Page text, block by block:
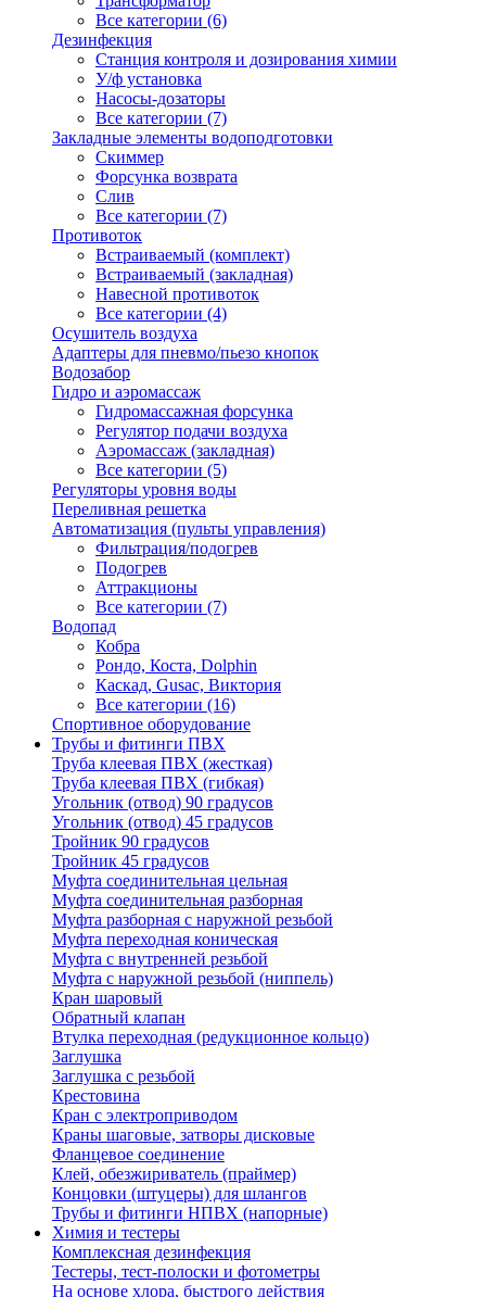
Все категории (6)
Дезинфекция
Станция контроля и дозирования химии
У/ф установка
Насосы-дозаторы
Все категории (7)
Закладные элементы водоподготовки
Скиммер
Форсунка возврата
Слив
Все категории (7)
Противоток
Встраиваемый (комплект)
Встраиваемый (закладная)
Навесной противоток
Все категории (4)
Осушитель воздуха
Адаптеры для пневмо/пьезо кнопок
Водозабор
Гидро и аэромассаж
Гидромассажная форсунка
Регулятор подачи воздуха
Аэромассаж (закладная)
Все категории (5)
Регуляторы уровня воды
Переливная решетка
Автоматизация (пульты управления)
Фильтрация/подогрев
Подогрев
Аттракционы
Все категории (7)
Водопад
Кобра
Рондо, Коста, Dolphin
Каскад, Gusac, Виктория
Все категории (16)
Спортивное оборудование
Трубы и фитинги ПВХ
Труба клеевая ПВХ (жесткая)
Труба клеевая ПВХ (гибкая)
Угольник (отвод) 90 градусов
Угольник (отвод) 45 градусов
Тройник 90 градусов
Тройник 45 градусов
Муфта соединительная цельная
Муфта соединительная разборная
Муфта разборная с наружной резьбой
Муфта переходная коническая
Муфта с внутренней резьбой
Муфта с наружной резьбой (ниппель)
Кран шаровый
Обратный клапан
Втулка переходная (редукционное кольцо)
Заглушка
Заглушка с резьбой
Крестовина
Кран с электроприводом
Краны шаговые, затворы дисковые
Фланцевое соединение
Клей, обезжириватель (праймер)
Концовки (штуцеры) для шлангов
Трубы и фитинги НПВХ (напорные)
Химия и тестеры
Комплексная дезинфекция
Тестеры, тест-полоски и фотометры
На основе хлора, быстрого действия